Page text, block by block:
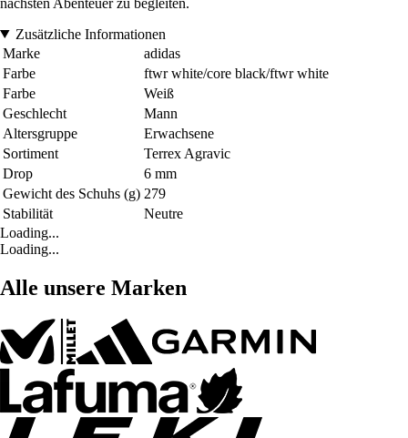
Zusätzliche Informationen
Marke
adidas
Farbe
ftwr white/core black/ftwr white
Farbe
Weiß
Geschlecht
Mann
Altersgruppe
Erwachsene
Sortiment
Terrex Agravic
Drop
6 mm
Gewicht des Schuhs (g) 279
Stabilität
Neutre
Loading...
Loading...
Alle unsere Marken